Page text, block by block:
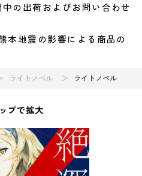
の出荷およびお問い合わせ
地震の影響による商品の
ライトノベル ライトノベル
プで拡大